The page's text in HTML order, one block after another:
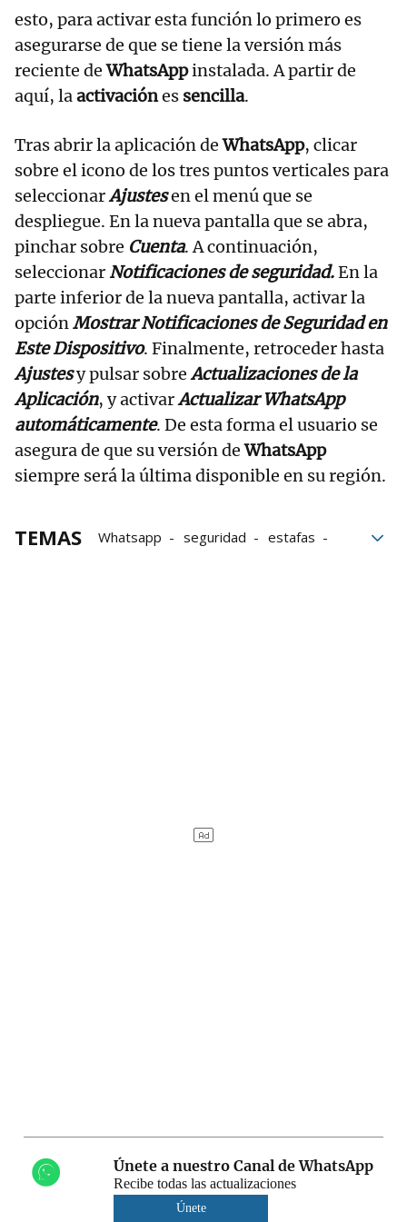
esto, para activar esta función lo primero es
asegurarse de que se tiene la versión más
reciente deWhatsAppinstalada. A partir de
aquí, laactivaciónes sencilla.
Tras abrir la aplicación deWhatsApp, clicar
sobre el icono de los tres puntos verticales para
seleccionarAjustesen el menú que se
despliegue. En la nueva pantalla que se abra,
pinchar sobre Cuenta. A continuación,
seleccionar Notificaciones de seguridad.En la
parte inferior de la nueva pantalla, activar la
opciónMostrar Notificaciones de Seguridad en
Este Dispositivo. Finalmente, retroceder hasta
Ajustesy pulsar sobreActualizaciones de la
Aplicación, y activarActualizar WhatsApp
automáticamente. De esta forma el usuario se
asegura de que su versión deWhatsApp
siempre será la última disponible en su región.
TEMAS Whatsapp seguridad
estafas
Únete a nuestro Canal de WhatsApp
Recibe todas las actualizaciones
Únete